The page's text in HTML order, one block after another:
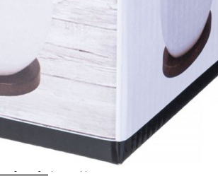
₽
Down
Информация о доставке
Эль-Монте
Прочее
Рассчитываем стоимость доставки...
Самовывоз
ПВЗ СДЭК
Рассчитываем стоимость доставки...
Преимущества для клиентов